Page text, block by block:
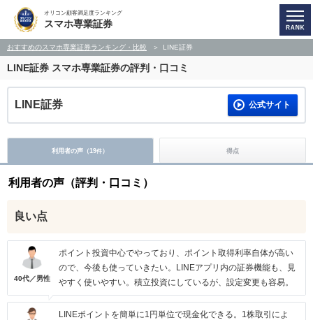
オリコン顧客満足度ランキング
スマホ専業証券
おすすめのスマホ専業証券ランキング・比較 LINE証券
LINE証券 スマホ専業証券の評判・口コミ
LINE証券 公式サイト
利用者の声（19件） 得点
利用者の声（評判・口コミ）
良い点
40代／男性
ポイント投資中心でやっており、ポイント取得利率自体が高い
ので、今後も使っていきたい。LINEアプリ内の証券機能も、見
やすく使いやすい。積立投資にしているが、設定変更も容易。
LINEポイントを簡単に1円単位で現金化できる。1株取引によ